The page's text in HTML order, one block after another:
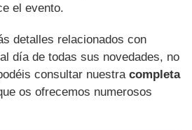
el evento.
detalles relacionados con
día de todas sus novedades, no
consultar nuestracompleta
os ofrecemos numerosos